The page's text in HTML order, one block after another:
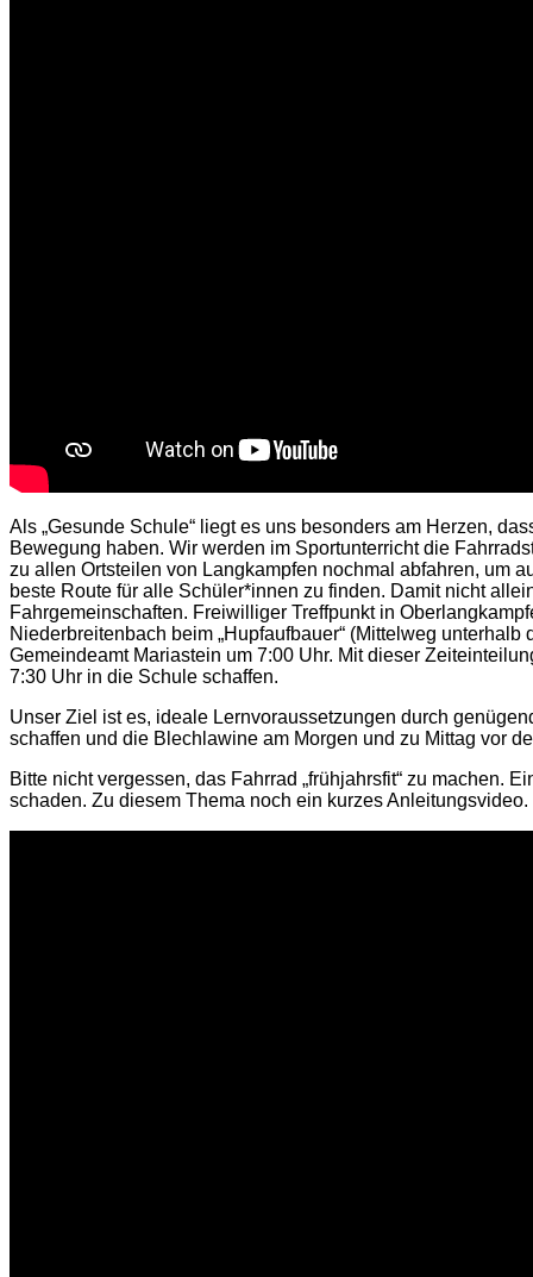
Als „Gesunde Schule“ liegt es uns besonders am Herzen,
Bewegung haben. Wir werden im Sportunterricht die
zu allen Ortsteilen von Langkampfen nochmal abfahren, um
beste Route für alle Schüler*innen zu finden. Damit nicht
Fahrgemeinschaften. Freiwilliger Treffpunkt in
Niederbreitenbach beim „Hupfaufbauer“ (Mittelweg
Gemeindeamt Mariastein um 7:00 Uhr. Mit dieser
7:30 Uhr in die Schule schaffen.
Unser Ziel ist es, ideale Lernvoraussetzungen durch
schaffen und die Blechlawine am Morgen und zu Mittag vor
Bitte nicht vergessen, das Fahrrad „frühjahrsfit“ zu machen.
schaden. Zu diesem Thema noch ein kurzes Anleitungsvideo.